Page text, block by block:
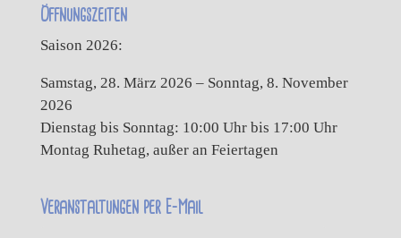
Öffnungszeiten
Saison 2026:
Samstag, 28. März 2026 – Sonntag, 8. November
2026
Dienstag bis Sonntag: 10:00 Uhr bis 17:00 Uhr
Montag Ruhetag, außer an Feiertagen
Veranstaltungen per E-Mail